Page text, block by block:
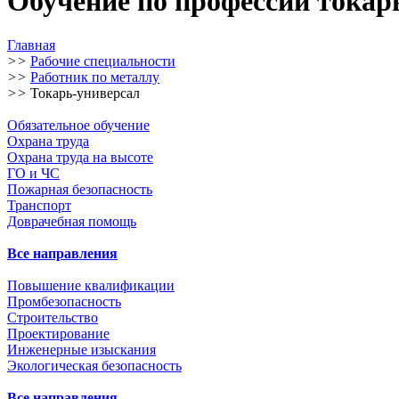
Главная
>> Рабочие специальности
>> Работник по металлу
>> Токарь-универсал
Обязательное обучение
Охрана труда
Охрана труда на высоте
ГО и ЧС
Пожарная безопасность
Транспорт
Доврачебная помощь
Все направления
Повышение квалификации
Промбезопасность
Строительство
Проектирование
Инженерные изыскания
Экологическая безопасность